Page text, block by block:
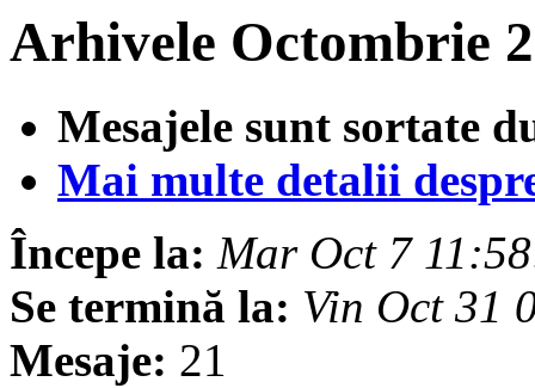
Arhivele Octombrie
Mesajele sunt sortate
Mai multe detalii
Începe la: Mar Oct 7
Se termină la: Vin Oct 31
Mesaje: 21